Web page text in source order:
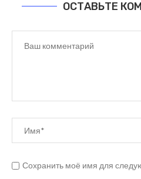
ОСТАВЬТЕ
Сохранить моё имя для